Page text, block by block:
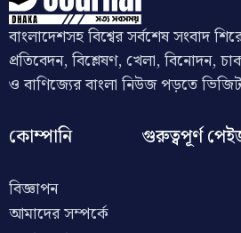
বাংলাদেশসহ বিশ্বের সর্বশেষ সংবাদ
প্রতিবেদন, বিশ্লেষণ, খেলা, বিনোদন,
ও বাণিজ্যের বাংলা নিউজ পড়তে ভিজিট
কোম্পানি
বিজ্ঞাপন
আমাদের সম্পর্কে
গুরুত্বপূর্ণ